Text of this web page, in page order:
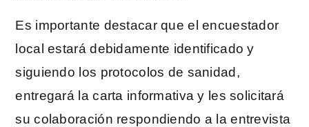
Es importante destacar que el encuestador
local estará debidamente identificado y
siguiendo los protocolos de sanidad,
entregará la carta informativa y les solicitará
su colaboración respondiendo a la entrevista